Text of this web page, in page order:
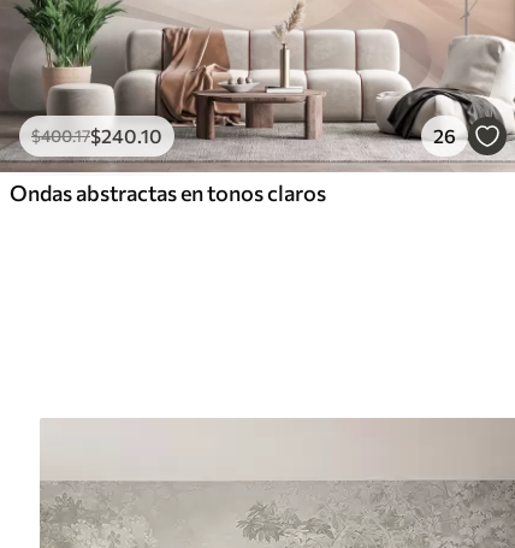
$400.17$240.10 26
Ondas abstractas en tonos claros